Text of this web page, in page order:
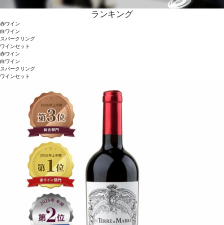
ランキング
赤ワイン
白ワイン
スパークリング
ワインセット
赤ワイン
白ワイン
スパークリング
ワインセット